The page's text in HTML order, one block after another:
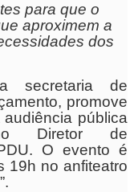
para que o
aproximem a
dos
secretaria de
promove
pública
Diretor de
O evento é
19h no anfiteatro